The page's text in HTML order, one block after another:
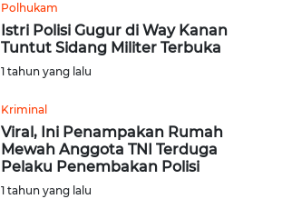
Polhukam
Istri Polisi Gugur di Way Kanan
Tuntut Sidang Militer Terbuka
1 tahun yang lalu
Kriminal
Viral, Ini Penampakan Rumah
Mewah Anggota TNI Terduga
Pelaku Penembakan Polisi
1 tahun yang lalu